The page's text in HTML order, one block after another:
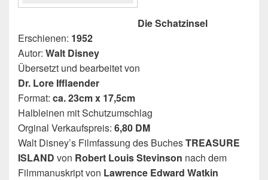
Die Schatzinsel
Erschienen: 1952
Autor: Walt Disney
Übersetzt und bearbeitet von
Dr. Lore Ifflaender
Format: ca. 23cm x 17,5cm
Halbleinen mit Schutzumschlag
Orginal Verkaufspreis: 6,80 DM
Walt Disney’s Filmfassung des BuchesTREASURE
ISLAND von Robert Louis Stevinson nach dem
Filmmanuskript von Lawrence Edward Watkin